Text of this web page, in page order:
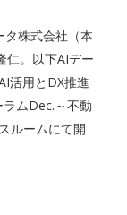
タ株式会社（本
。以下AIデー
活用とDX推進
ムDec.～不動
ルームにて開